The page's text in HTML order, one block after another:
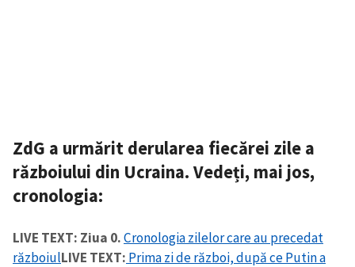
ZdG a urmărit derularea fiecărei zile a
războiului din Ucraina. Vedeți, mai jos,
cronologia:
LIVE TEXT: Ziua 0.Cronologia zilelor care au precedat
războiulLIVE TEXT: Prima zi de război, după ce Putin a